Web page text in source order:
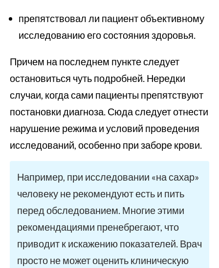
препятствовал ли пациент объективному
исследованию его состояния здоровья.
Причем на последнем пункте следует
остановиться чуть подробней. Нередки
случаи, когда сами пациенты препятствуют
постановки диагноза. Сюда следует отнести
нарушение режима и условий проведения
исследований, особенно при заборе крови.
Например, при исследовании «на сахар»
человеку не рекомендуют есть и пить
перед обследованием. Многие этими
рекомендациями пренебрегают, что
приводит к искажению показателей. Врач
просто не может оценить клиническую